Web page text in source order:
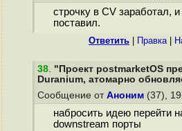
строчку в CV заработал,
поставил.
Ответить Правка|
38. "Проект postmarketOS
Duranium, атомарно
Сообщение от Аноним (37),
набросить идею перейти
downstream порты